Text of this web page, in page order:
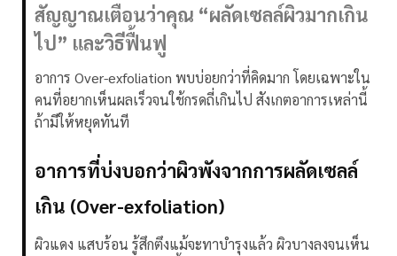
สัญญาณเตือนว่าคุณ “ผลัดเซลล์ผิวมากเกิน
ไป” และวิธีฟื้นฟู
อาการ Over-exfoliation พบบ่อยกว่าที่คิดมาก โดยเฉพาะใน
คนที่อยากเห็นผลเร็วจนใช้กรดถี่เกินไป สังเกตอาการเหล่านี้
ถ้ามีให้หยุดทันที
อาการที่บ่งบอกว่าผิวพังจากการผลัดเซลล์
เกิน (Over-exfoliation)
ผิวแดง แสบร้อน รู้สึกตึงแม้จะทาบำรุงแล้ว ผิวบางลงจนเห็น